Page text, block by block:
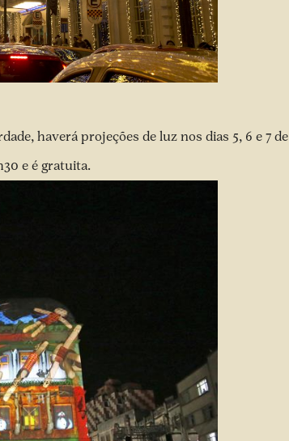
haverá projeções de luz nos dias 5, 6 e 7 de
e é gratuita.